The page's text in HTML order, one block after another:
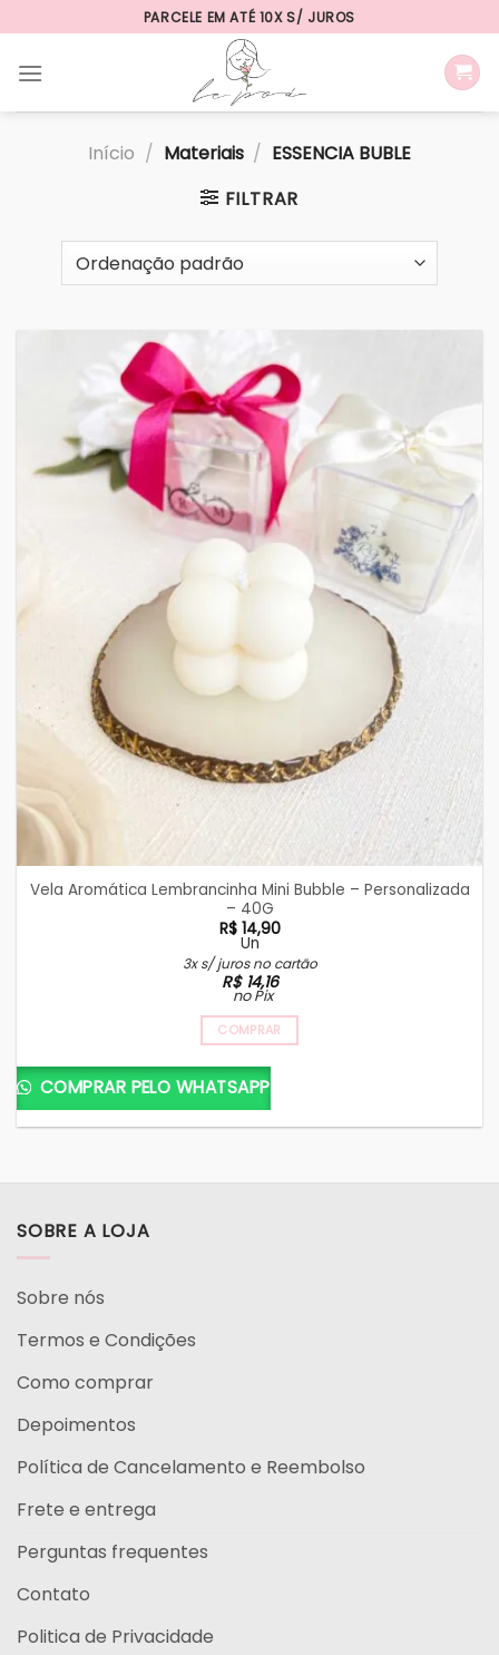
to
content
PARCELE EM ATÉ 10X S/ JUROS
Início / Materiais / ESSENCIA BUBLE
FILTRAR
Vela Aromática Lembrancinha Mini Bubble – Personalizada
– 40G
R$14,90
Un
3x s/ juros no cartão
R$14,16
no Pix
COMPRAR
COMPRAR PELO WHATSAPP
SOBRE A LOJA
Sobre nós
Termos e Condições
Como comprar
Depoimentos
Política de Cancelamento e Reembolso
Frete e entrega
Perguntas frequentes
Contato
Politica de Privacidade